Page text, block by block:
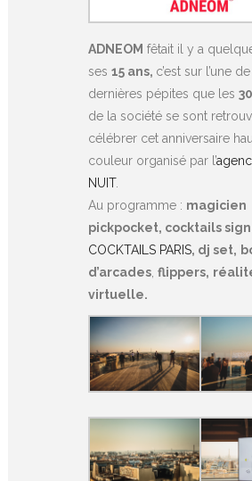
ADNEOM fêtait il y a
ses 15 ans, c’est sur l’une
dernières pépites que les
de la société se sont
célébrer cet anniversaire
couleur organisé par l’
NUIT.
Au programme : magicien
pickpocket, cocktails
COCKTAILS PARIS, dj set,
d’arcades flippers,
virtuelle.